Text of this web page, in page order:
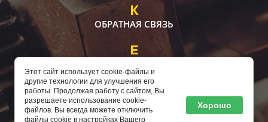
Е
К
ОБРАТНАЯ СВЯЗЬ
Этот сайт использует cookie-файлы и
другие технологии для улучшения его
работы. Продолжая работу с сайтом, Вы
разрешаете использование cookie-
файлов. Вы всегда можете отключить
файлы cookie в настройках Вашего
Хорошо